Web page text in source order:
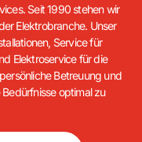
Seit 1990 stehen wir
Elektrobranche. Unser
Service für
Elektroservice für die
Betreuung und
optimal zu